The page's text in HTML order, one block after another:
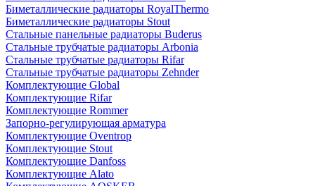
Биметаллические радиаторы RoyalThermo
Биметаллические радиаторы Stout
Стальные панельные радиаторы Buderus
Стальные трубчатые радиаторы Arbonia
Стальные трубчатые радиаторы Rifar
Стальные трубчатые радиаторы Zehnder
Комплектующие Global
Комплектующие Rifar
Комплектующие Rommer
Запорно-регулирующая арматура
Комплектующие Oventrop
Комплектующие Stout
Комплектующие Danfoss
Комплектующие Alato